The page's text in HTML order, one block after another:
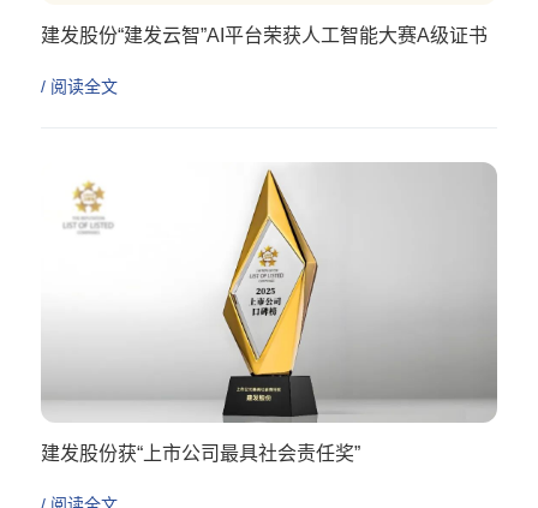
建发股份“建发云智”AI平台荣获人工智能大赛A级证书
/ 阅读全文
建发股份获“上市公司最具社会责任奖”